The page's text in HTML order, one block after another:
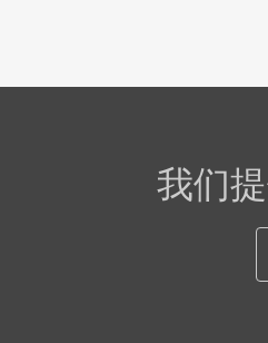
我们